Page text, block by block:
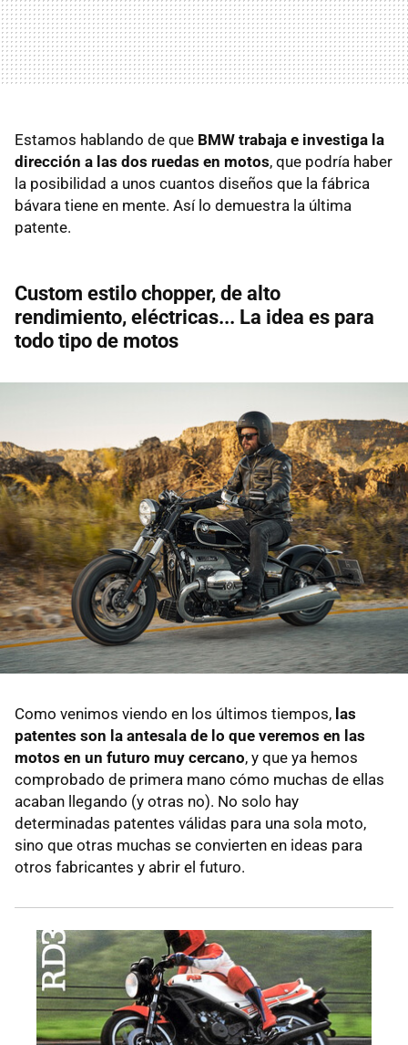
Estamos hablando de que BMW trabaja e investiga la
dirección a las dos ruedas en motos, que podría haber
la posibilidad a unos cuantos diseños que la fábrica
bávara tiene en mente. Así lo demuestra la última
patente.
Custom estilo chopper, de alto
rendimiento, eléctricas... La idea es para
todo tipo de motos
Como venimos viendo en los últimos tiempos, las
patentes son la antesala de lo que veremos en las
motos en un futuro muy cercano, y que ya hemos
comprobado de primera mano cómo muchas de ellas
acaban llegando (y otras no). No solo hay
determinadas patentes válidas para una sola moto,
sino que otras muchas se convierten en ideas para
otros fabricantes y abrir el futuro.